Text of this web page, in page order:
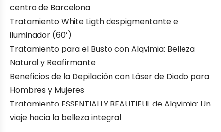
centro de Barcelona
Tratamiento White Ligth despigmentante e
iluminador (60’)
Tratamiento para el Busto con Alqvimia: Belleza
Natural y Reafirmante
Beneficios de la Depilación con Láser de Diodo para
Hombres y Mujeres
Tratamiento ESSENTIALLY BEAUTIFUL de Alqvimia: Un
viaje hacia la belleza integral